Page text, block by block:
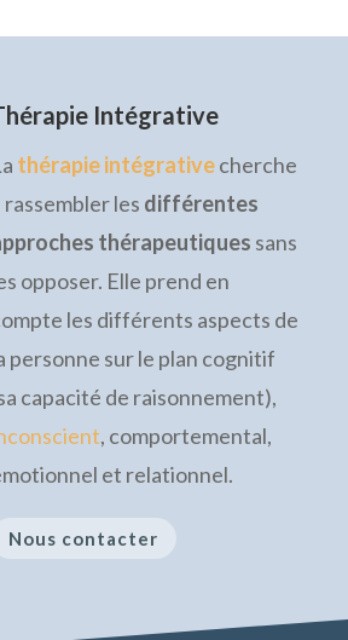
Intégrative
thérapie intégrativecherche
rassembler les différentes
thérapeutiques sans
opposer. Elle prend en
les différents aspects de
personne sur le plan cognitif
capacité de raisonnement),
, comportemental,
et relationnel.
Nous contacter